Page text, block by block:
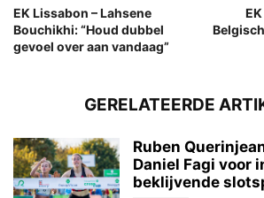
EK Lissabon – Lahsene
Bouchikhi: “Houd dubbel
gevoel over aan vandaag”
GERELATEERDE
Ruben
Daniel Fagi voor
beklijvende